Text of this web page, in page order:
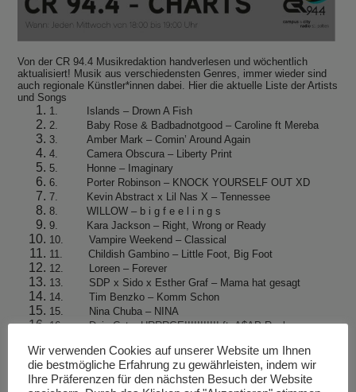
Von der CR 94.4 Musikredaktion handverlesen und wöchentlich
aktualisiert! Musik aus verschiedensten Genres, immer wieder sind
auch regionale Künstler*innen dabei. Hier die aktuelle Liste der Artists
und Songs
1. Islands – Drown A Fish
2. Baby Rose & Badbadnotgood – Caroline ft Mereba
3. Amber Mark – Comin’ Around Again
4. Camera Obscura – Liberty Print
5. Honne – Imaginary
6. Porter Robinson – KNOCK YOURSELF OUT XD
7. Kevin Abstract x Lil Nas X – Tennessee
8. WILLOW – b i g f e e l i n g s
9. Kara Jackson – Right, Wrong or Ready
10. Vampire Weekend – Classical
11. Childish Gambino – Little Foot, Big Foot
12. Loreen – Forever
13. SDP x Sido x Esther Graf – Mama hat gesagt
14. Tim Benzko – Komm Schon
15. Nina Chuba – NINA
16. Doja Cat – URRRGE!!!!!!!!!!! ft. A$AP Rocky
18. Dev Lemons – Why Did I Laugh Anyway
19. Remi Wolf – Alone in Miami
20. Peter Fox ft reezy – TOAST
Wir verwenden Cookies auf unserer Website um Ihnen
die bestmögliche Erfahrung zu gewährleisten, indem wir
Ihre Präferenzen für den nächsten Besuch der Website